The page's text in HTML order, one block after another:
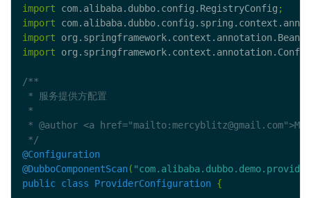
import com.alibaba.dubbo.config.RegistryConfig ;
import
import org.springframework.context.annotation.Bean
import
*/
@Configuration
@DubboComponentScan(
public class ProviderConfiguration {